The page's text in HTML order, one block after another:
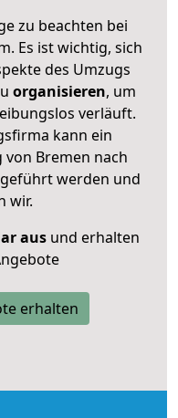
zu beachten bei
Es ist wichtig, sich
des Umzugs
organisieren, um
verläuft.
kann ein
Bremen nach
werden und
wir.
ausund erhalten
erhalten